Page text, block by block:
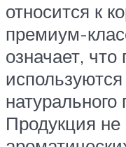
относится к
премиум-
означает, что
Продукция